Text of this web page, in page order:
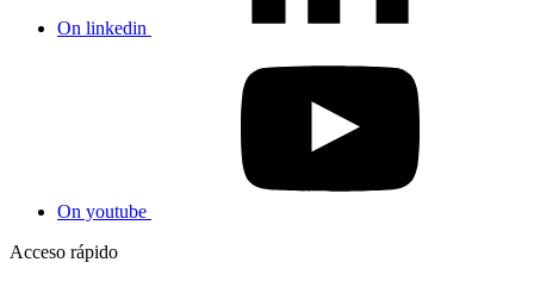
On linkedin
On youtube
Acceso rápido